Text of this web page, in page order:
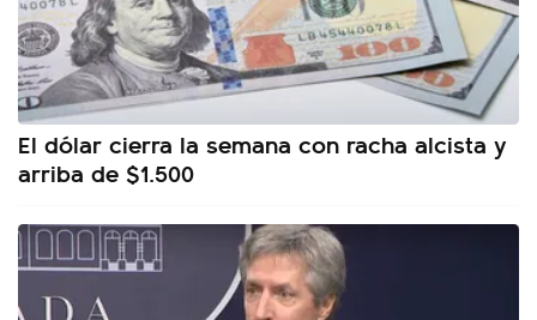
El dólar cierra la semana con racha alcista y
arriba de $1.500